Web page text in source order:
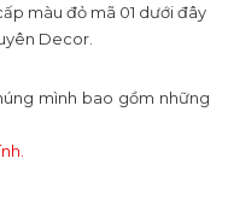
màu đỏ mã 01 dưới đây
Decor.
mình bao gồm những